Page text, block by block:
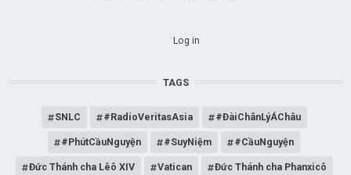
Log in
TAGS
SNLC #RadioVeritasAsia #ĐàiChânLýÁChâu
#PhútCầuNguyện #SuyNiệm #CầuNguyện
Đức Thánh cha Lêô XIV Vatican Đức Thánh cha Phanxicô